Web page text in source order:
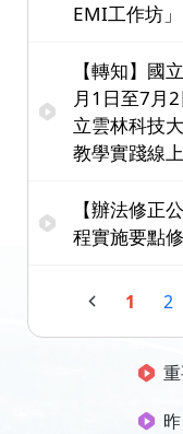
EMI工作坊」
【轉知】國
月1日至7月
立雲林科技
教學實踐線
【辦法修正
程實施要點
1 2